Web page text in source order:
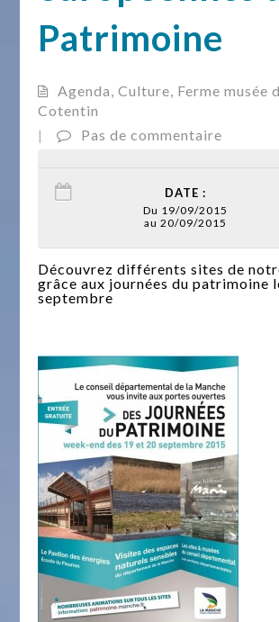
Patrimoine
Agenda,Culture, Ferme musée
Cotentin
|
Pas de commentaire
DATE :
Du 19/09/2015
au 20/09/2015
Découvrez différents sites de
grâce aux journées du patrimoine
septembre